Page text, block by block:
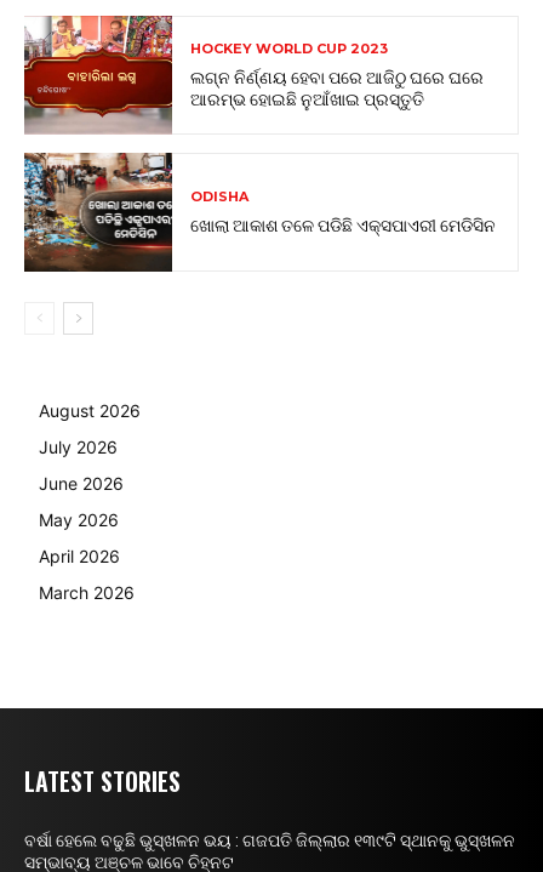
HOCKEY WORLD CUP 2023
ଲଗ୍ନ ନିର୍ଣ୍ଣୟ ହେବା ପରେ ଆଜିଠୁ ଘରେ ଘରେ
ଆରମ୍ଭ ହୋଇଛି ନୁଆଁଖାଇ ପ୍ରସ୍ତୁତି
ODISHA
ଖୋଲା ଆକାଶ ତଳେ ପଡିଛି ଏକ୍ସପାଏରୀ ମେଡିସିନ
August 2026
July 2026
June 2026
May 2026
April 2026
March 2026
LATEST STORIES
ବର୍ଷା ହେଲେ ବଢୁଛି ଭୁସ୍ଖଳନ ଭୟ : ଗଜପତି ଜିଲ୍ଲାର ୧୩୯ଟି ସ୍ଥାନକୁ ଭୁସ୍ଖଳନ
ସମ୍ଭାବ୍ୟ ଅଞ୍ଚଳ ଭାବେ ଚିହ୍ନଟ